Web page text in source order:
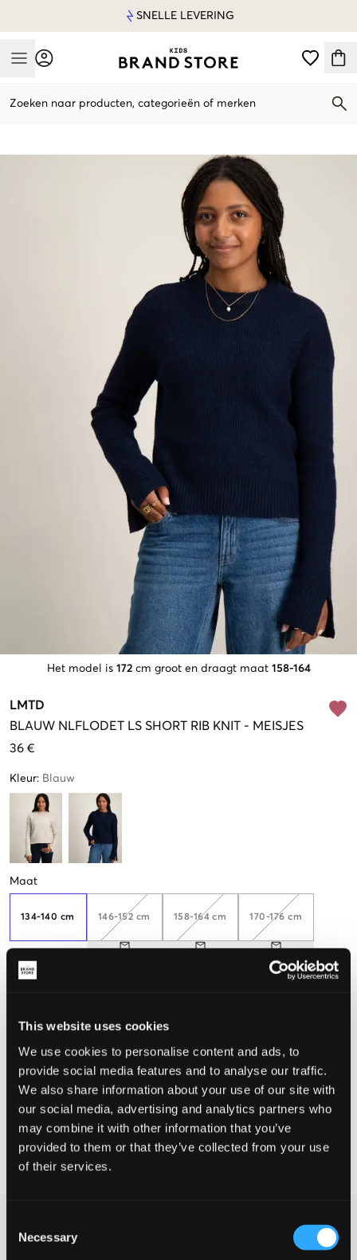
This website uses cookies
We use cookies to personalise content and ads, to
provide social media features and to analyse our traffic.
We also share information about your use of our site with
our social media, advertising and analytics partners who
may combine it with other information that you’ve
provided to them or that they’ve collected from your use
of their services.
Selection
Necessary
SNELLE LEVERING
Mobile Menu
Zoeken naar producten, categorieën of merken
Het model is 172 cm groot en draagt maat 158-164
LMTD
BLAUW NLFLODET LS SHORT RIB KNIT - MEISJES
36 €
Kleur: Blauw
Maat
134-140 cm 146-152 cm 158-164 cm 170-176 cm
Te klein
MAATTABEL
KIES EEN MAAT
Snelle levering
Gratis verzending vanaf €69
Recht op herroeping binnen 60 dagen
Donkerblauwe gebreide trui van LMTD. De halslijn is rond en de
pasvorm is relaxed met dropped shoulders. De trui is gemaakt
van een zacht en warm materiaal dat je comfortabel houdt